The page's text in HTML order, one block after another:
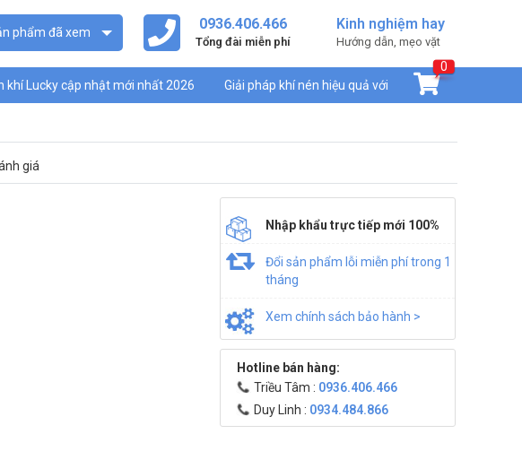
phẩm đã xem Kinh nghiệm hay
Hướng dẫn, mẹo vặt
0936.406.466
Tổng đài miễn phí
khí Lucky cập nhật mới nhất 2026 Giải pháp khí nén hiệu quả với
0
giá
Nhập khẩu trực tiếp mới 100%
Đổi sản phẩm lỗi miễn phí trong 1
tháng
Xem chính sách bảo hành >
Hotline bán hàng:
Triều Tâm : 0936.406.466
Duy Linh : 0934.484.866